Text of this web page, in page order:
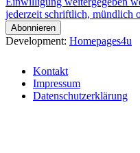
jederzeit schriftlich, mündlich
Development: Homepages4u
Kontakt
Impressum
Datenschutzerklärung